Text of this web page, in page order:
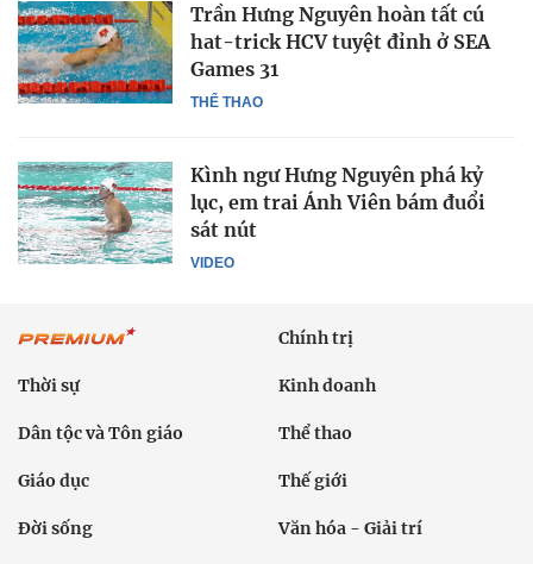
THỂ THAO
Trần Hưng Nguyên hoàn tất cú
hat-trick HCV tuyệt đỉnh ở SEA
Games 31
VIDEO
Kình ngư Hưng Nguyên phá kỷ
lục, em trai Ánh Viên bám đuổi
sát nút
Chính trị
Thời sự Kinh doanh
Dân tộc và Tôn giáo Thể thao
Giáo dục Thế giới
Đời sống Văn hóa - Giải trí